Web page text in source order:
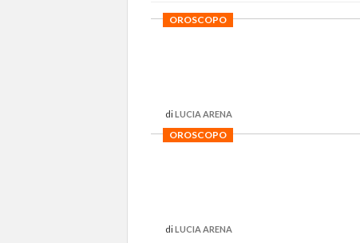
OROSCOPO
diLUCIA ARENA
OROSCOPO
diLUCIA ARENA